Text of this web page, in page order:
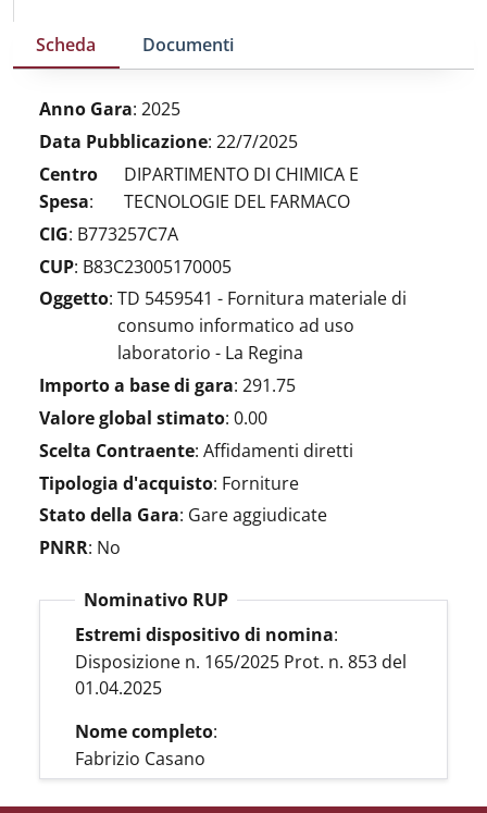
Scheda Documenti
Anno Gara: 2025
Data Pubblicazione: 22/7/2025
Centro
Spesa:
DIPARTIMENTO DI CHIMICA E
TECNOLOGIE DEL FARMACO
CIG: B773257C7A
CUP: B83C23005170005
Oggetto: TD 5459541 - Fornitura materiale di
consumo informatico ad uso
laboratorio - La Regina
Importo a base di gara: 291.75
Valore global stimato: 0.00
Scelta Contraente: Affidamenti diretti
Tipologia d'acquisto: Forniture
Stato della Gara: Gare aggiudicate
PNRR: No
Nominativo RUP
Estremi dispositivo di nomina:
Disposizione n. 165/2025 Prot. n. 853 del
01.04.2025
Nome completo:
Fabrizio Casano